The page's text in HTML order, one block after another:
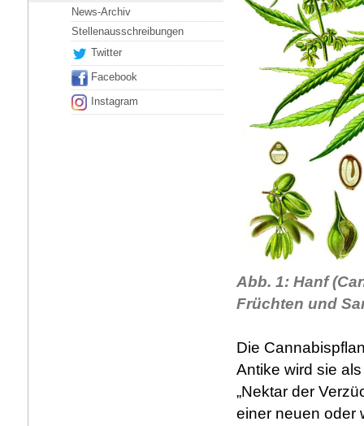
News-Archiv
Stellenausschreibungen
Twitter
Facebook
Instagram
Abb. 1: Hanf
Früchten und
Die
Antike wird sie
„Nektar der
einer neuen oder